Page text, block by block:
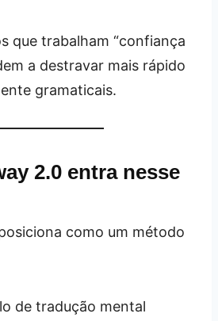
que trabalham “confiança
a destravar mais rápido
gramaticais.
2.0 entra nesse
como um método
de tradução mental